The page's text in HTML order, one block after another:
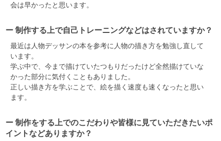
会は早かったと思います。
ー 制作する上で自己トレーニングなどはされていますか？
最近は人物デッサンの本を参考に人物の描き方を勉強し直して
います。
学ぶ中で、今まで描けていたつもりだったけど全然描けていな
かった部分に気付くこともありました。
正しい描き方を学ぶことで、絵を描く速度も速くなったと思い
ます。
ー 制作をする上でのこだわりや皆様に見ていただきたいポ
イントなどありますか？